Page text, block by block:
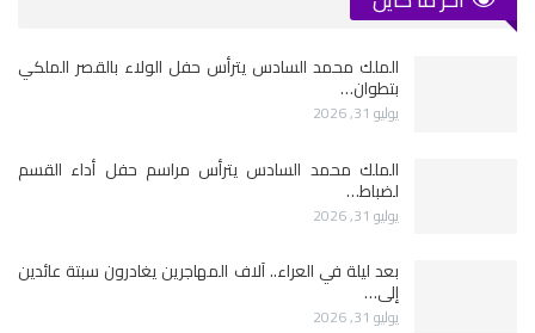
الملك محمد السادس يترأس حفل الولاء بالقصر الملكي
بتطوان…
يوليو 31, 2026
الملك محمد السادس يترأس مراسم حفل أداء القسم
لضباط…
يوليو 31, 2026
بعد ليلة في العراء.. آلاف المهاجرين يغادرون سبتة عائدين
إلى…
يوليو 31, 2026